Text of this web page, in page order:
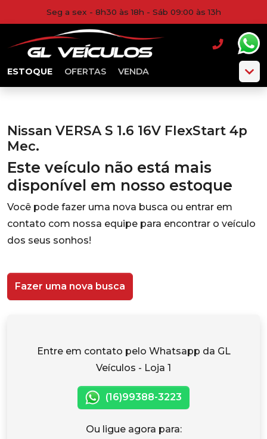
Seg a sex - 8h30 às 18h - Sáb 09:00 às 13h
ESTOQUE OFERTAS VENDA
Nissan VERSA S 1.6 16V FlexStart 4p
Mec.
Este veículo não está mais
disponível em nosso estoque
Você pode fazer uma nova busca ou entrar em
contato com nossa equipe para encontrar o veículo
dos seus sonhos!
Fazer uma nova busca
Entre em contato pelo Whatsapp da GL
Veículos - Loja 1
(16)99388-3223
Ou ligue agora para: